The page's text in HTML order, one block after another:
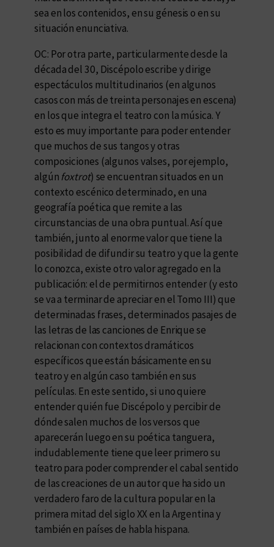
sea en los contenidos, en su génesis o en su
situación enunciativa.
OC: Por otra parte, particularmente desde la
década del 30, Discépolo escribe y dirige
espectáculos multitudinarios (en algunos
casos con más de treinta personajes en escena)
en los que integra el teatro con la música. Y
esto es muy importante para poder entender
que muchos de sus tangos y otras
composiciones (algunos valses, por ejemplo,
algún foxtrot) se encuentran situados en un
contexto escénico determinado, en una
geografía poética que remite a las
circunstancias de una obra puntual. Así que
también, junto al enorme valor que tiene la
posibilidad de difundir su teatro y que la gente
lo conozca, existe otro valor agregado en la
publicación: el de permitirnos entender (y esto
se va a terminar de apreciar en el Tomo III) que
determinadas frases, determinados pasajes de
las letras de las canciones de Enrique se
relacionan con contextos dramáticos
específicos que están básicamente en su
teatro y en algún caso también en sus
películas. En este sentido, si uno quiere
entender quién fue Discépolo y percibir de
dónde salen muchos de los versos que
aparecerán luego en su poética tanguera,
indudablemente tiene que leer primero su
teatro para poder comprender el cabal sentido
de las creaciones de un autor que ha sido un
verdadero faro de la cultura popular en la
primera mitad del siglo XX en la Argentina y
también en países de habla hispana.